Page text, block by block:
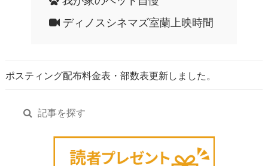
ディノスシネマズ室蘭上映時間
ポスティング配布料金表・部数表更新しました。
記事を探す